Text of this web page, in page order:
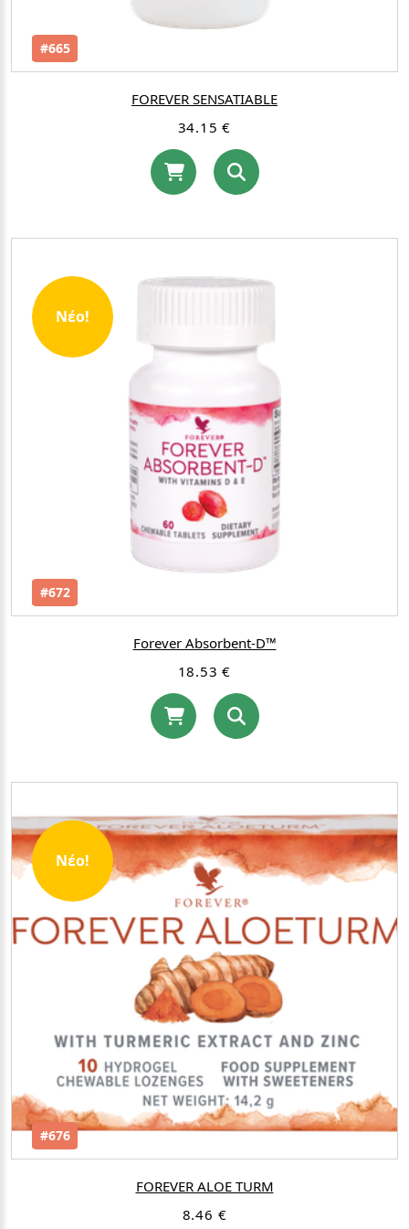
#665
FOREVER SENSATIABLE
34.15 €
Νέο!
#672
Forever Absorbent-D™
18.53 €
Νέο!
#676
FOREVER ALOE TURM
8.46 €